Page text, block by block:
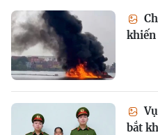
khiến
bắt